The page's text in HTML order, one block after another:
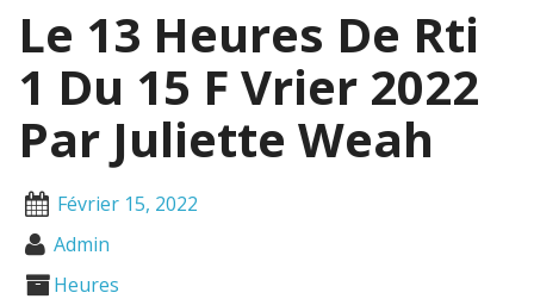
Le 13 Heures De Rti
1 Du 15 F Vrier 2022
Par Juliette Weah
Février 15, 2022
Admin
Heures